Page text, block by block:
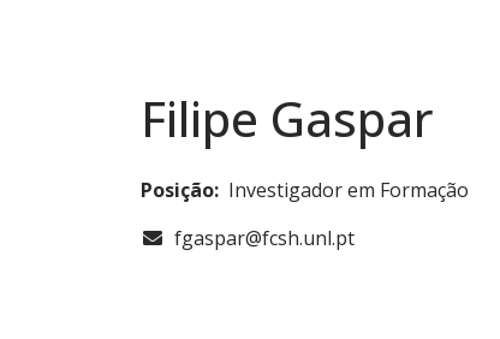
Filipe Gaspar
Posição: Investigador em Formação
COM_CONTACT_EMAIL
fgaspar@fcsh.unl.pt